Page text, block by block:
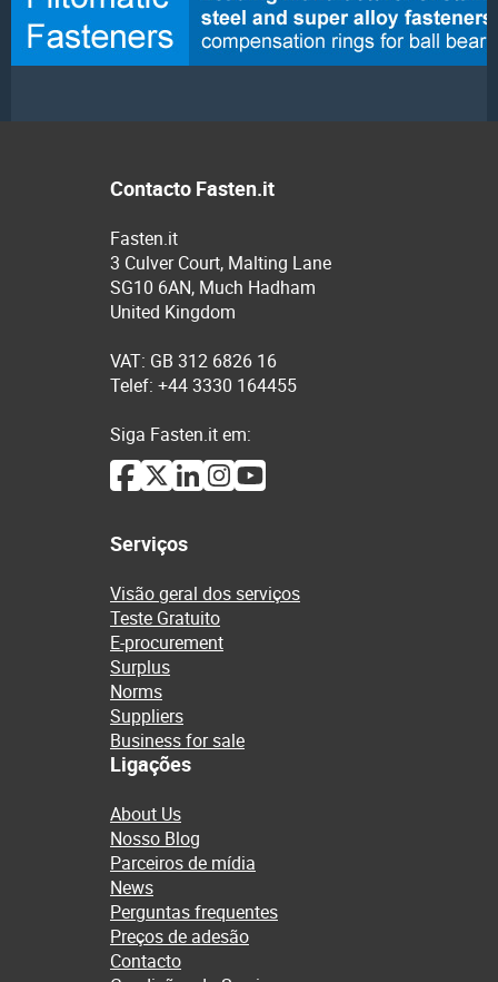
Contacto Fasten.it
Fasten.it
3 Culver Court, Malting Lane
SG10 6AN, Much Hadham
United Kingdom
VAT: GB 312 6826 16
Telef: +44 3330 164455
Siga Fasten.it em:
Serviços
Visão geral dos serviços
Teste Gratuito
E-procurement
Surplus
Norms
Suppliers
Business for sale
Ligações
About Us
Nosso Blog
Parceiros de mídia
News
Perguntas frequentes
Preços de adesão
Contacto